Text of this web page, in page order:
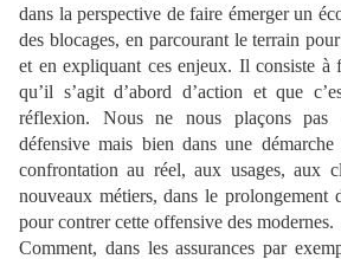
dans la perspective de faire émerger un
des blocages, en parcourant le terrain
et en expliquant ces enjeux. Il consiste à
qu’il s’agit d’abord d’action et que
réflexion. Nous ne nous plaçons pas
défensive mais bien dans une
confrontation au réel, aux usages, aux
nouveaux métiers, dans le prolongement
pour contrer cette offensive des modernes.
Comment, dans les assurances par